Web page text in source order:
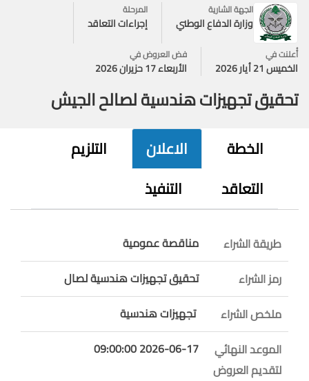
الجهة الشارية
وزارة الدفاع الوطني
المرحلة
إجراءات التعاقد
أُعلنت في
الخميس 21 أيار 2026
فض العروض في
الأربعاء 17 حزيران 2026
تحقيق تجهيزات هندسية لصالح الجيش
الخطة الاعلان
التلزيم
التعاقد
التنفيذ
طريقة الشراء
مناقصة عمومية
رمز الشراء
تحقيق تجهيزات هندسية لصال
ملخص الشراء
تجهيزات هندسية
الموعد النهائي
لتقديم العروض
2026-06-17 09:00:00